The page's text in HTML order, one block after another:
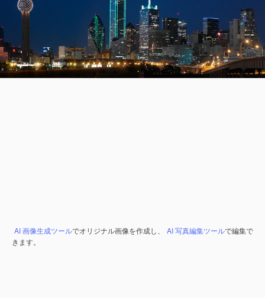
AI 画像生成ツールでオリジナル画像を作成し、 AI 写真編集ツールで編集で
きます。